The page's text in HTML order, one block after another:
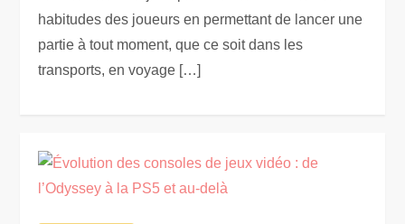
habitudes des joueurs en permettant de lancer une
partie à tout moment, que ce soit dans les
transports, en voyage […]